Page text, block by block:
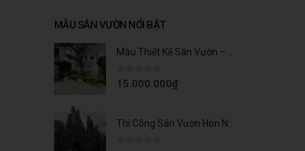
MẪU SÂN VƯỜN NỔI BẬT
0 trên 5
15.000.000₫